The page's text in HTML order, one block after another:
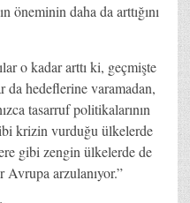
öneminin daha da arttığını
o kadar arttı ki, geçmişte
da hedeflerine varamadan,
tasarruf politikalarının
krizin vurduğu ülkelerde
gibi zengin ülkelerde de
arzulanıyor.”